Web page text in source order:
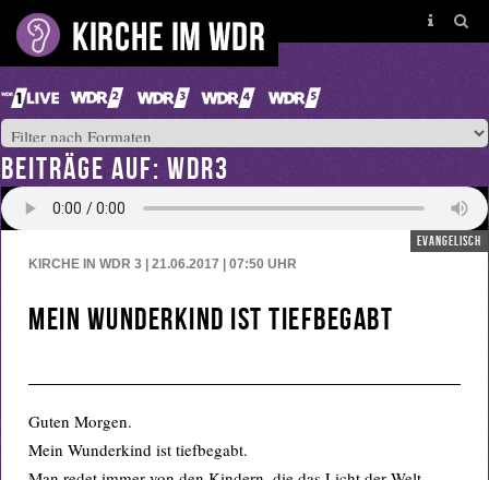
BEITRÄGE AUF: WDR3
evangelisch
KIRCHE IN WDR 3 | 21.06.2017 | 07:50 UHR
Mein Wunderkind ist tiefbegabt
Guten Morgen.
Mein Wunderkind ist tiefbegabt.